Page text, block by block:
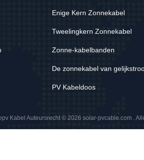
Enige Kern Zonnekabel
Tweelingkern Zonnekabel
Zonne-kabelbanden
De zonnekabel van
PV Kabeldoos
Kabel Auteursrecht © 2026 solar-pvcable.com .